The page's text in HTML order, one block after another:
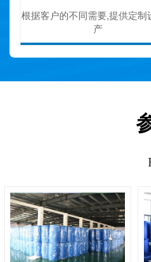
根据客户的不同需要,提供定制
产